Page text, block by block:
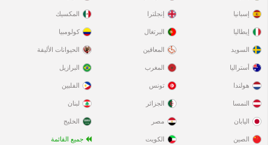
إسبانيا
إيطاليا
السويد
إنجلترا
البرتغال
المعاقين
المكسيك
كولومبيا
الحيوانات الأليفة
أستراليا
هولندا
النمسا
اليابان
الصين
المغرب
تونس
الجزائر
مصر
الكويت
البرازيل
الفلبين
لبنان
الخليج
جميع القائمة